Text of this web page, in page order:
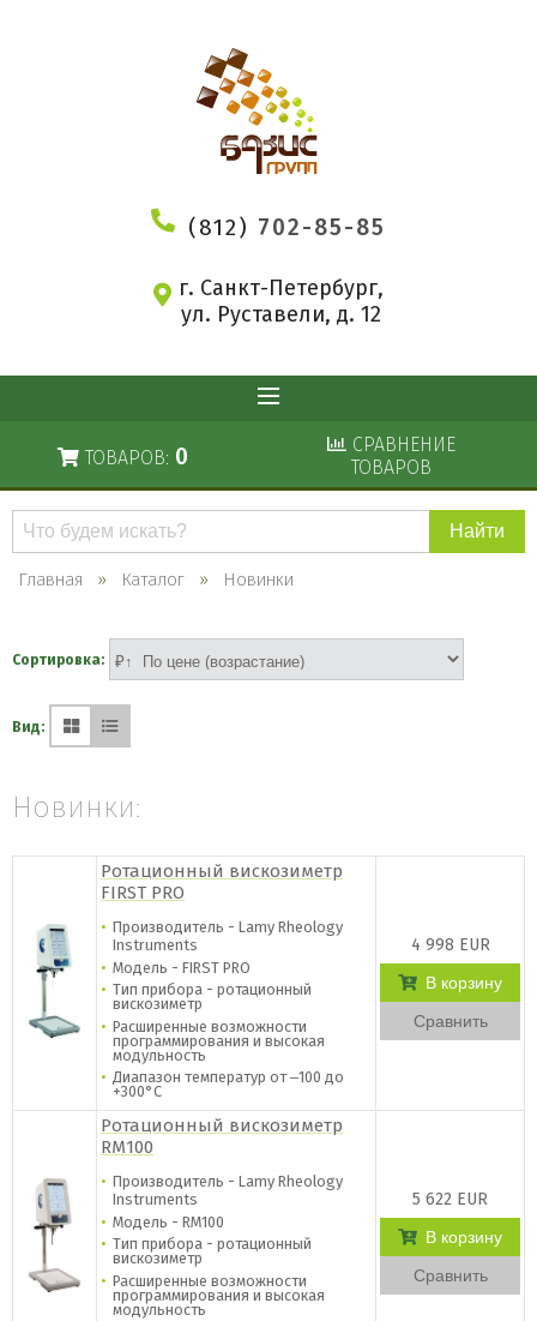
(812) 702-85-85
г. Санкт-Петербург,
ул. Руставели, д. 12
ТОВАРОВ: 0
СРАВНЕНИЕ
ТОВАРОВ
Поиск
каталогу
Главная Каталог Новинки
Сортировка:
Вид:
Новинки:
Ротационный вискозиметр
FIRST PRO
Производитель - Lamy Rheology
Instruments
Модель - FIRST PRO
Тип прибора - ротационный
вискозиметр
Расширенные возможности
программирования и высокая
модульность
Диапазон температур от ‒100 до
+300°C
4 998 EUR
В корзину
Сравнить
Ротационный вискозиметр
RM100
Производитель - Lamy Rheology
Instruments
Модель - RM100
Тип прибора - ротационный
вискозиметр
Расширенные возможности
программирования и высокая
модульность
5 622 EUR
В корзину
Сравнить